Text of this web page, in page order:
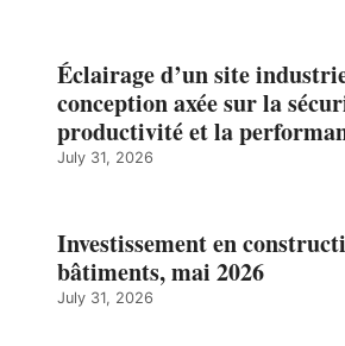
Éclairage d’un site
conception axée sur la
productivité et la
July 31, 2026
Investissement en
bâtiments, mai 2026
July 31, 2026